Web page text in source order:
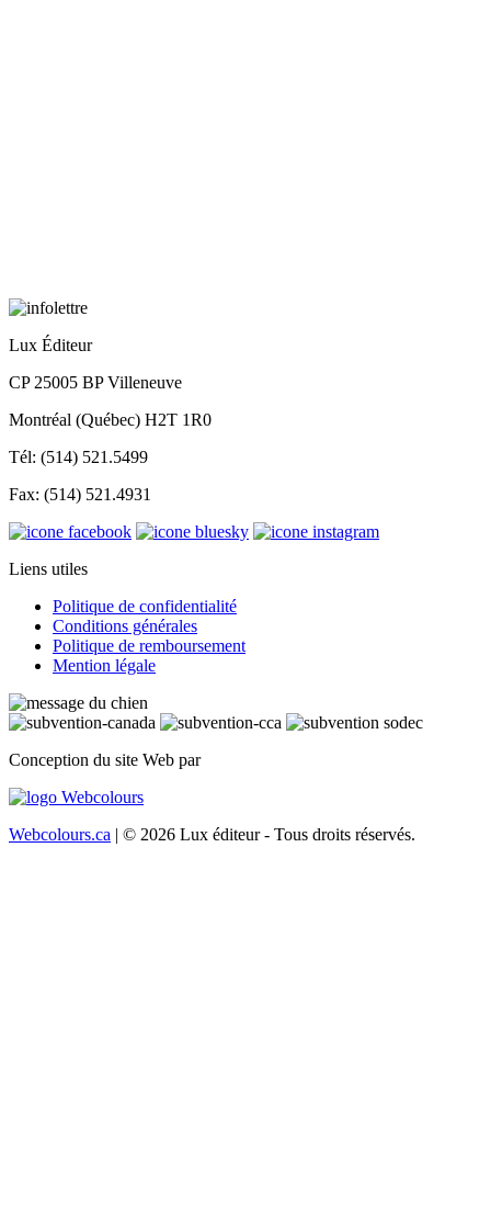
Lux Éditeur
CP 25005 BP Villeneuve
Montréal (Québec) H2T 1R0
Tél: (514) 521.5499
Fax: (514) 521.4931
Liens utiles
Politique de confidentialité
Conditions générales
Politique de remboursement
Mention légale
Conception du site Web par
Webcolours.ca | © 2026 Lux éditeur - Tous droits réservés.